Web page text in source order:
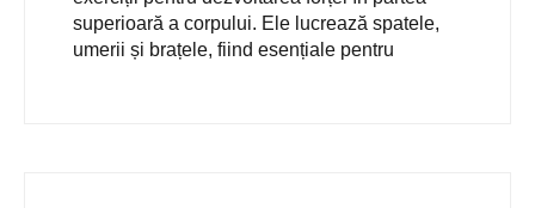
superioară a corpului. Ele lucrează spatele,
umerii și brațele, fiind esențiale pentru